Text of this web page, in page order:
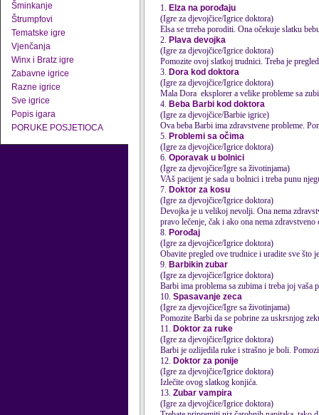
Šminkanje
Štrumpfovi
Tematske igre
Vjenčanja
Winx i Bratz igre
Zabavne igrice
Razne igrice
Sve igrice
Popis igara
PORUKE POSJETIOCA
1. Elza na porođaju
(Igre za djevojčice/Igrice doktora)
Elsa se trreba poroditi. Ona očekuje slatku
2. Plava devojka
(Igre za djevojčice/Igrice doktora)
Pomozite ovoj slatkoj trudnici. Treba je
3. Dora kod doktora
(Igre za djevojčice/Igrice doktora)
Mala Dora eksplorer a velike probleme sa
4. Beba Barbi kod doktora
(Igre za djevojčice/Barbie igrice)
Ova beba Barbi ima zdravstvene probleme.
5. Problemi sa očima
(Igre za djevojčice/Igrice doktora)
6. Oporavak u bolnici
(Igre za djevojčice/Igre sa životinjama)
VAš pacijent je sada u bolnici i treba punu
7. Doktor za kosu
(Igre za djevojčice/Igrice doktora)
Devojka je u velikoj nevolji. Ona nema
pravo lečenje, čak i ako ona nema
8. Porođaj
(Igre za djevojčice/Igrice doktora)
Obavite pregled ove trudnice i uradite sve što
9. Barbikin zubar
(Igre za djevojčice/Igrice doktora)
Barbi ima problema sa zubima i treba joj vaša
10. Spasavanje zeca
(Igre za djevojčice/Igre sa životinjama)
Pomozite Barbi da se pobrine za uskrsnjog
11. Doktor za ruke
(Igre za djevojčice/Igrice doktora)
Barbi je ozlijedila ruke i strašno je boli.
12. Doktor za ponije
(Igre za djevojčice/Igrice doktora)
Izlečite ovog slatkog konjića.
13. Zubar vampira
(Igre za djevojčice/Igrice doktora)